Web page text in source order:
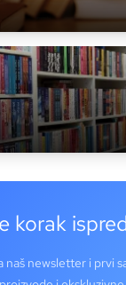
korak
naš newsletter i prvi